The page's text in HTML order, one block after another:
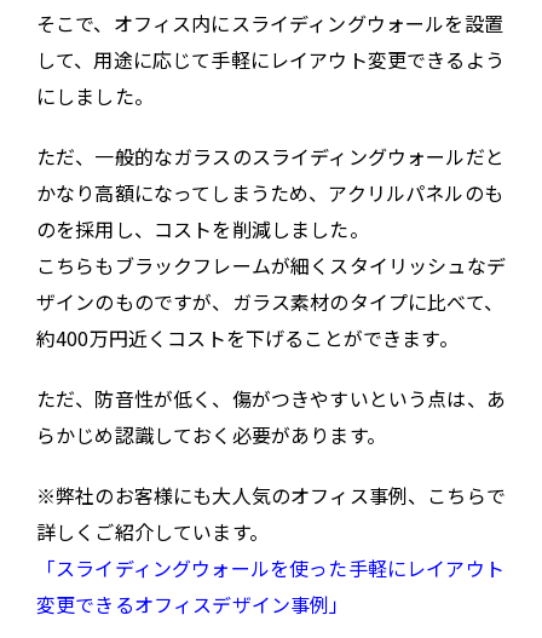
そこで、オフィス内にスライディングウォールを設置
して、用途に応じて手軽にレイアウト変更できるよう
にしました。
ただ、一般的なガラスのスライディングウォールだと
かなり高額になってしまうため、アクリルパネルのも
のを採用し、コストを削減しました。
こちらもブラックフレームが細くスタイリッシュなデ
ザインのものですが、ガラス素材のタイプに比べて、
約400万円近くコストを下げることができます。
ただ、防音性が低く、傷がつきやすいという点は、あ
らかじめ認識しておく必要があります。
※弊社のお客様にも大人気のオフィス事例、こちらで
詳しくご紹介しています。
「スライディングウォールを使った手軽にレイアウト
変更できるオフィスデザイン事例」